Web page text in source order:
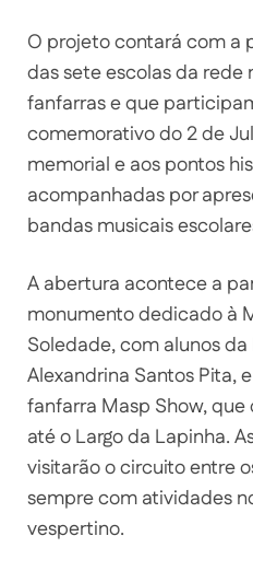
O projeto contará com a
das sete escolas da
fanfarras e que
comemorativo do 2 de
memorial e aos pontos
acompanhadas por
bandas musicais
A abertura acontece a
monumento dedicado à
Soledade, com alunos
Alexandrina Santos Pita,
fanfarra Masp Show,
até o Largo da Lapinha.
visitarão o circuito entre
sempre com atividades
vespertino.